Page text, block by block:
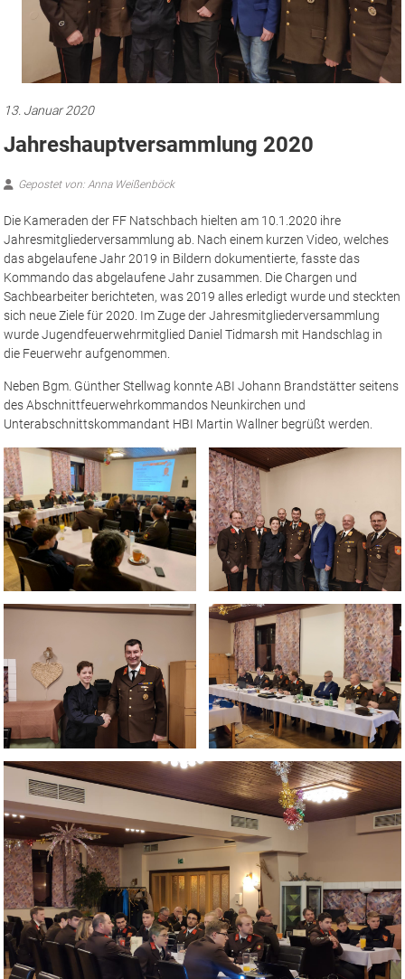
13. Januar 2020
Jahreshauptversammlung 2020
Gepostet von: Anna Weißenböck
Die Kameraden der FF Natschbach hielten am 10.1.2020 ihre
Jahresmitgliederversammlung ab. Nach einem kurzen Video, welches
das abgelaufene Jahr 2019 in Bildern dokumentierte, fasste das
Kommando das abgelaufene Jahr zusammen. Die Chargen und
Sachbearbeiter berichteten, was 2019 alles erledigt wurde und steckten
sich neue Ziele für 2020. Im Zuge der Jahresmitgliederversammlung
wurde Jugendfeuerwehrmitglied Daniel Tidmarsh mit Handschlag in
die Feuerwehr aufgenommen.
Neben Bgm. Günther Stellwag konnte ABI Johann Brandstätter seitens
des Abschnittfeuerwehrkommandos Neunkirchen und
Unterabschnittskommandant HBI Martin Wallner begrüßt werden.